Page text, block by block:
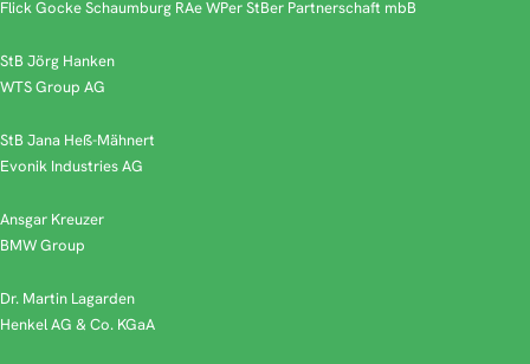
Flick Gocke Schaumburg RAe WPer StBer Partnerschaft mbB
StB Jörg Hanken
WTS Group AG
StB Jana Heß-Mähnert
Evonik Industries AG
Ansgar Kreuzer
BMW Group
Dr. Martin Lagarden
Henkel AG & Co. KGaA